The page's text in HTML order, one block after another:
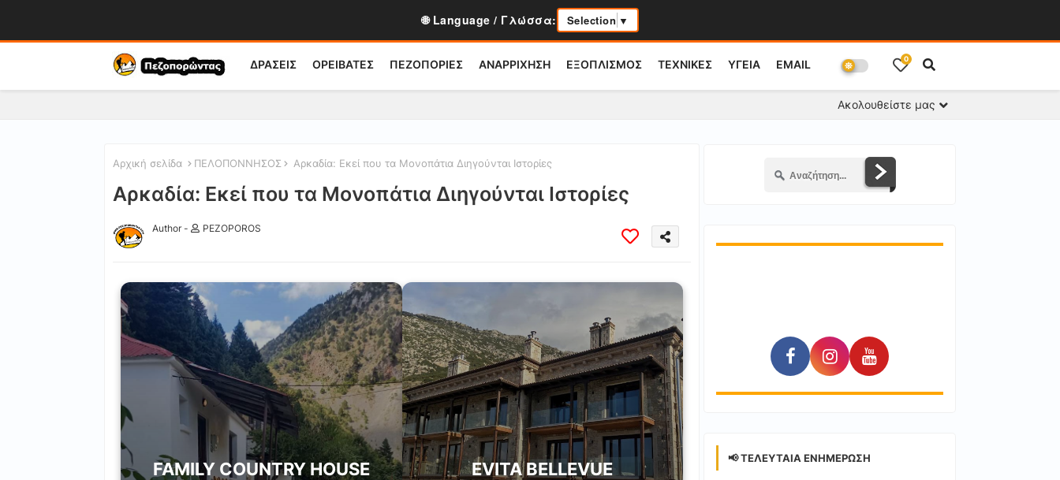
🌐 Language / Γλώσσα: Selection ▼
ΔΡΑΣΕΙΣ ΟΡΕΙΒΑΤΕΣ ΠΕΖΟΠΟΡΙΕΣ ΑΝΑΡΡΙΧΗΣΗ ΕΞΟΠΛΙΣΜΟΣ ΤΕΧΝΙΚΕΣ ΥΓΕΙΑ EMAIL 0
Ακολουθείστε μας
Αρχική σελίδα ΠΕΛΟΠΟΝΝΗΣΟΣ Αρκαδία: Εκεί που τα Μονοπάτια Διηγούνται Ιστορίες
Αρκαδία: Εκεί που τα Μονοπάτια Διηγούνται Ιστορίες
Author - PEZOPOROS
FAMILY COUNTRY HOUSE EVITA BELLEVUE
📢 ΤΕΛΕΥΤΑΊΑ ΕΝΗΜΈΡΩΣΗ